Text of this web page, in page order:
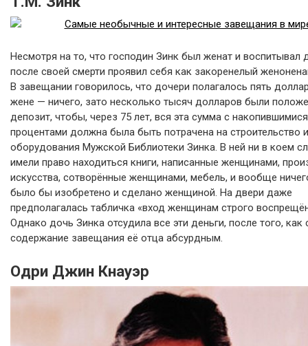
Несмотря на то, что господин Зинк был женат и воспитывал
после своей смерти проявил себя как закоренелый
В завещании говорилось, что дочери полагалось пять
жене — ничего, зато несколько тысяч долларов были
депозит, чтобы, через 75 лет, вся эта сумма с накопившимися
процентами должна была быть потрачена на строительство и
оборудования Мужской Библиотеки Зинка. В ней ни в коем
имели право находиться книги, написанные женщинами,
искусства, сотворённые женщинами, мебель, и вообще
было бы изобретено и сделано женщиной. На двери даже
предполагалась табличка «вход женщинам строго
Однако дочь Зинка отсудила все эти деньги, после того, как
содержание завещания её отца абсурдным.
Одри Джин Кнауэр